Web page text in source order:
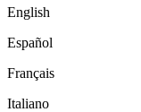
English
Español
Français
Italiano